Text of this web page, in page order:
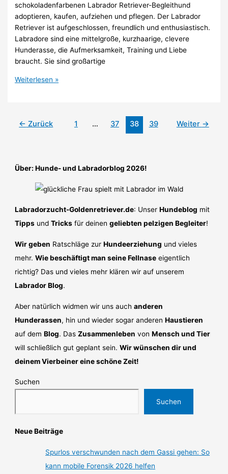
schokoladenfarbenen Labrador Retriever-Begleithund
adoptieren, kaufen, aufziehen und pflegen. Der Labrador
Retriever ist aufgeschlossen, freundlich und enthusiastisch.
Labradore sind eine mittelgroße, kurzhaarige, clevere
Hunderasse, die Aufmerksamkeit, Training und Liebe
braucht. Sie sind großartige
Labrador
wissen
Weiterlesen »
← Zurück 1 … 37 38 39 Weiter →
Über: Hunde- und Labradorblog 2026!
Labradorzucht-Goldenretriever.de: UnserHundeblog mit
Tipps undTricks für deinengeliebten pelzigen Begleiter!
Wir geben Ratschläge zurHundeerziehung und vieles
mehr.Wie beschäftigt man seine Fellnase eigentlich
richtig? Das und vieles mehr klären wir auf unserem
Labrador Blog.
Aber natürlich widmen wir uns auchanderen
Hunderassen, hin und wieder sogar anderenHaustieren
auf demBlog. DasZusammenleben vonMensch und Tier
will schließlich gut geplant sein.Wir wünschen dir und
deinem Vierbeiner eine schöne Zeit!
Suchen
Suchen
Neue Beiträge
Spurlos verschwunden nach dem Gassi gehen: So
kann mobile Forensik 2026 helfen